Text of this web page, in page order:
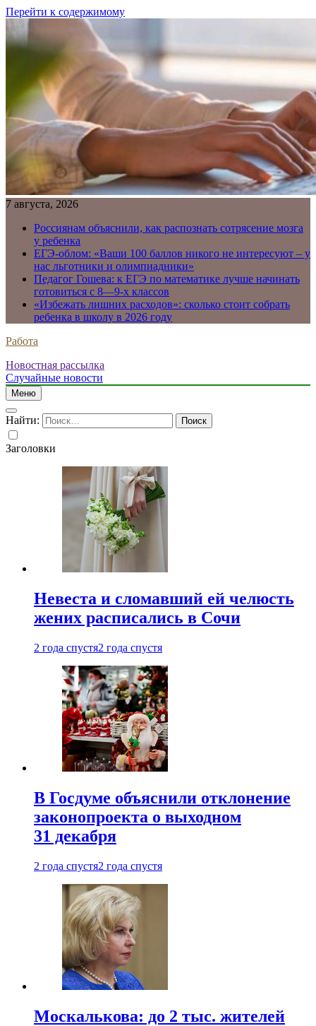
Перейти к содержимому
7 августа, 2026
Россиянам объяснили, как распознать сотрясение мозга
у ребенка
ЕГЭ-облом: «Ваши 100 баллов никого не интересуют – у
нас льготники и олимпиадники»
Педагог Гошева: к ЕГЭ по математике лучше начинать
готовиться с 8—9-х классов
«Избежать лишних расходов»: сколько стоит собрать
ребенка в школу в 2026 году
Работа
Новостная рассылка
Случайные новости
Меню
Найти:
Заголовки
Невеста и сломавший ей челюсть
жених расписались в Сочи
2 года спустя2 года спустя
В Госдуме объяснили отклонение
законопроекта о выходном
31 декабря
2 года спустя2 года спустя
Москалькова: до 2 тыс. жителей